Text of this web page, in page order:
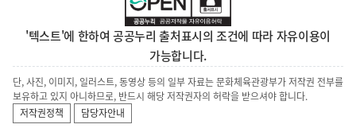
'텍스트'에 한하여 공공누리 출처표시의 조건에 따라 자유이용이
가능합니다.
단, 사진, 이미지, 일러스트, 동영상 등의 일부 자료는 문화체육관광부가 저작권 전부를
보유하고 있지 아니하므로, 반드시 해당 저작권자의 허락을 받으셔야 합니다.
저작권정책
담당자안내